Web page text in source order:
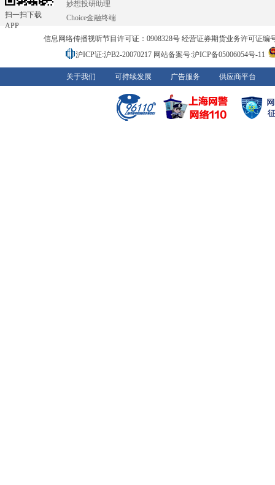
扫一扫下载
APP
妙想投研助理
Choice金融终端
信息网络传播视听节目许可证：0908328号 经营证券期货业务许可证编
沪ICP证:沪B2-20070217 网站备案号:沪ICP备05006054号-11
关于我们 可持续发展 广告服务 供应商平台